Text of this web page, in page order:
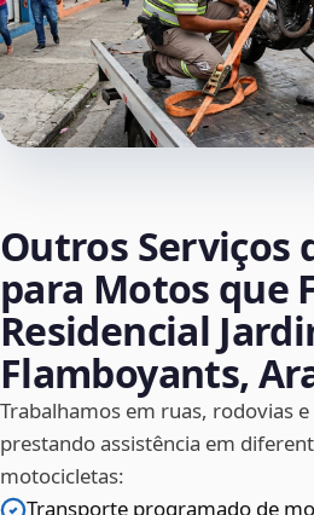
Outros Serviços
para Motos que
Residencial
Flamboyants,
Trabalhamos em ruas, rodovias
prestando assistência em
motocicletas:
Transporte programado de